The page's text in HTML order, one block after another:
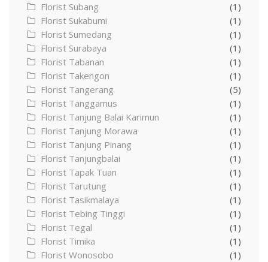
Florist Subang
(1)
Florist Sukabumi
(1)
Florist Sumedang
(1)
Florist Surabaya
(1)
Florist Tabanan
(1)
Florist Takengon
(1)
Florist Tangerang
(5)
Florist Tanggamus
(1)
Florist Tanjung Balai Karimun
(1)
Florist Tanjung Morawa
(1)
Florist Tanjung Pinang
(1)
Florist Tanjungbalai
(1)
Florist Tapak Tuan
(1)
Florist Tarutung
(1)
Florist Tasikmalaya
(1)
Florist Tebing Tinggi
(1)
Florist Tegal
(1)
Florist Timika
(1)
Florist Wonosobo
(1)